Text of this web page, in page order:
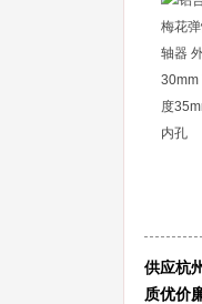
供应杭
质优价